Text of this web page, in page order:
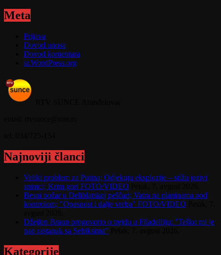
Meta
Prijava
Dovod unosa
Dovod komentara
sr.WordPress.org
Najnoviji članci
Veliki problem za Putina; Odjekuju eksplozije – stižu jezivi
snimci; Krim gori FOTO/VIDEO
Besni požar u Deliblatskoj peščari; Vatra na planinama pod
kontrolom; "Opasnost i dalje vreba" FOTO/VIDEO
Džejlen Braun progovorio o trejdu u Filadelfiju: "Teško mi je
pao rastanak sa Seltiksima"
Kategorije